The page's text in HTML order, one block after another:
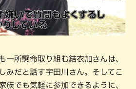
一所懸命取り組む結衣加さんは、
みだと話す宇田川さん。そしてこ
族でも気軽に参加できるように、